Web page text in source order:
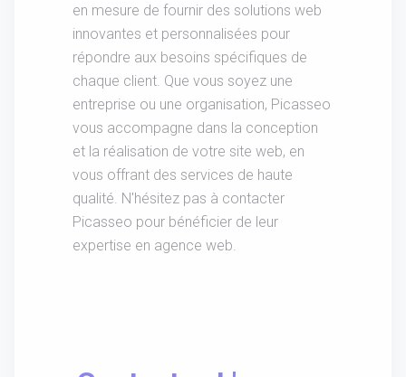
en mesure de fournir des solutions web
innovantes et personnalisées pour
répondre aux besoins spécifiques de
chaque client. Que vous soyez une
entreprise ou une organisation, Picasseo
vous accompagne dans la conception
et la réalisation de votre site web, en
vous offrant des services de haute
qualité. N'hésitez pas à contacter
Picasseo pour bénéficier de leur
expertise en agence web.